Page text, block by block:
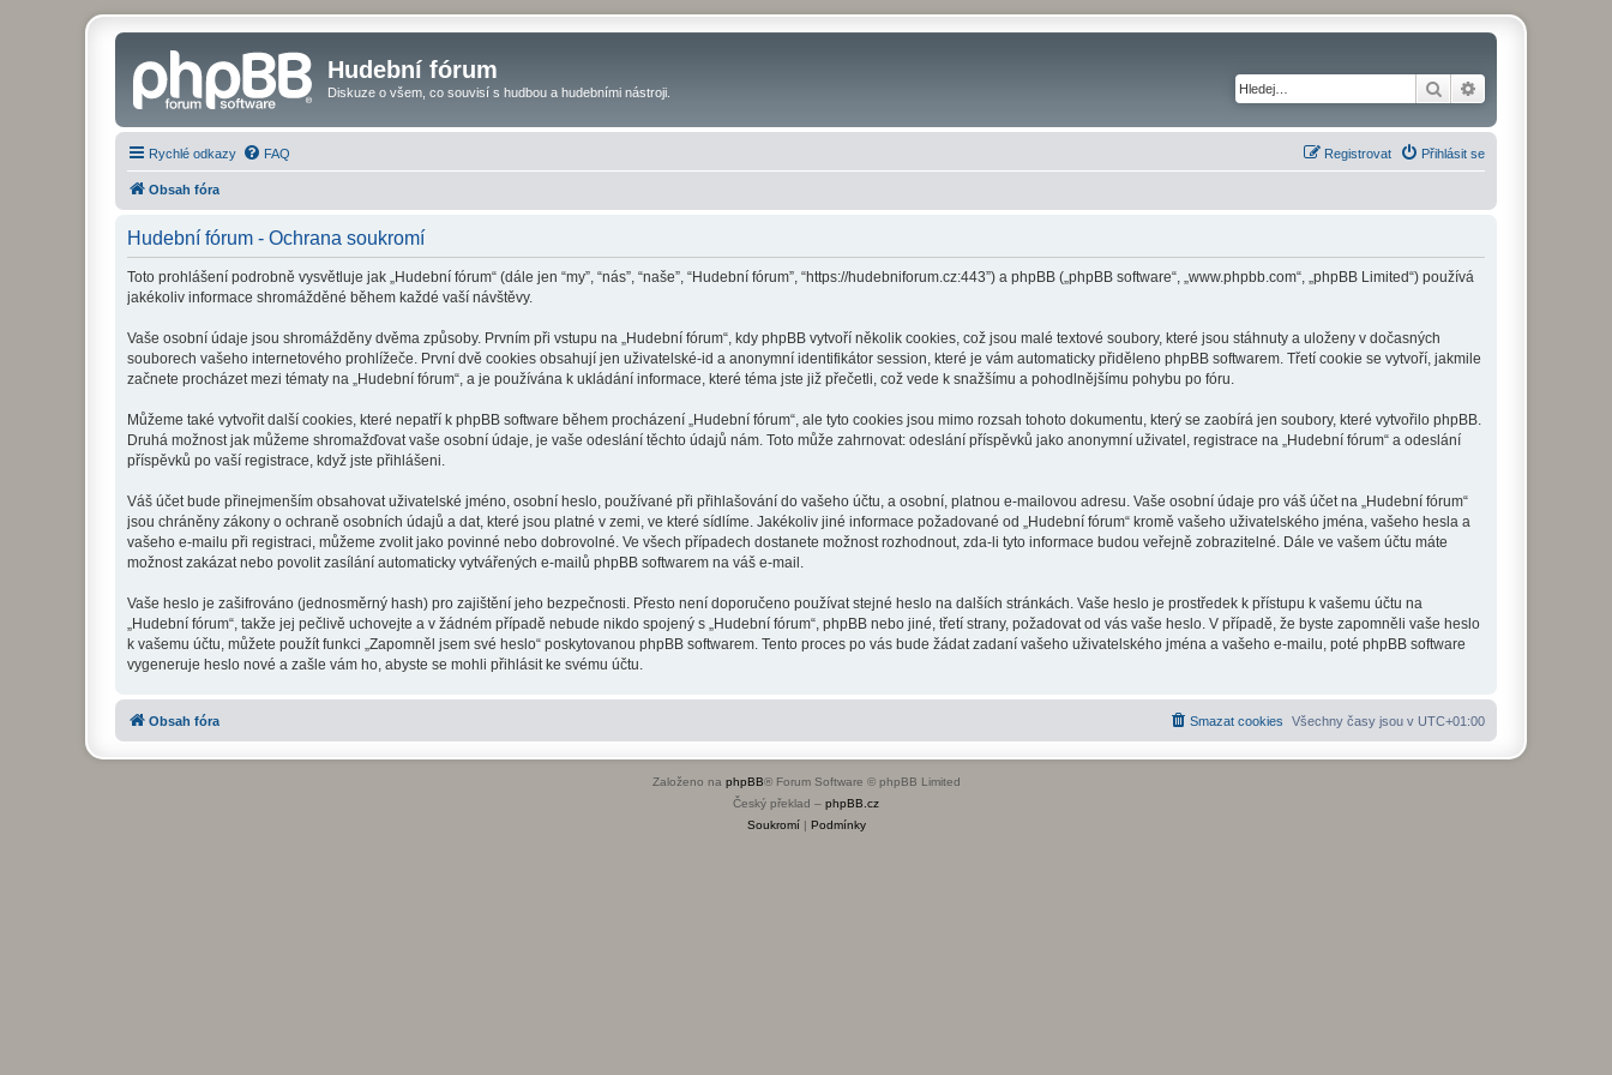
Hudební fórum
Diskuze o všem, co souvisí s hudbou a hudebními nástroji. Hledat
Rychlé odkazy FAQ Přihlásit se
Registrovat
Obsah fóra
Hudební fórum - Ochrana soukromí
Toto prohlášení podrobně vysvětluje jak „Hudební fórum“ (dále jen “my”, “nás”, “naše”, “Hudební fórum”, “https://hudebniforum.cz:443”) a phpBB („phpBB software“, „www.phpbb.com“, „phpBB Limited“) používá
jakékoliv informace shromážděné během každé vaší návštěvy.
Vaše osobní údaje jsou shromážděny dvěma způsoby. Prvním při vstupu na „Hudební fórum“, kdy phpBB vytvoří několik cookies, což jsou malé textové soubory, které jsou stáhnuty a uloženy v dočasných
souborech vašeho internetového prohlížeče. První dvě cookies obsahují jen uživatelské-id a anonymní identifikátor session, které je vám automaticky přiděleno phpBB softwarem. Třetí cookie se vytvoří, jakmile
začnete procházet mezi tématy na „Hudební fórum“, a je používána k ukládání informace, které téma jste již přečetli, což vede k snažšímu a pohodlnějšímu pohybu po fóru.
Můžeme také vytvořit další cookies, které nepatří k phpBB software během procházení „Hudební fórum“, ale tyto cookies jsou mimo rozsah tohoto dokumentu, který se zaobírá jen soubory, které vytvořilo phpBB.
Druhá možnost jak můžeme shromažďovat vaše osobní údaje, je vaše odeslání těchto údajů nám. Toto může zahrnovat: odeslání příspěvků jako anonymní uživatel, registrace na „Hudební fórum“ a odeslání
příspěvků po vaší registrace, když jste přihlášeni.
Váš účet bude přinejmenším obsahovat uživatelské jméno, osobní heslo, používané při přihlašování do vašeho účtu, a osobní, platnou e-mailovou adresu. Vaše osobní údaje pro váš účet na „Hudební fórum“
jsou chráněny zákony o ochraně osobních údajů a dat, které jsou platné v zemi, ve které sídlíme. Jakékoliv jiné informace požadované od „Hudební fórum“ kromě vašeho uživatelského jména, vašeho hesla a
vašeho e-mailu při registraci, můžeme zvolit jako povinné nebo dobrovolné. Ve všech případech dostanete možnost rozhodnout, zda-li tyto informace budou veřejně zobrazitelné. Dále ve vašem účtu máte
možnost zakázat nebo povolit zasílání automaticky vytvářených e-mailů phpBB softwarem na váš e-mail.
Vaše heslo je zašifrováno (jednosměrný hash) pro zajištění jeho bezpečnosti. Přesto není doporučeno používat stejné heslo na dalších stránkách. Vaše heslo je prostředek k přístupu k vašemu účtu na
„Hudební fórum“, takže jej pečlivě uchovejte a v žádném případě nebude nikdo spojený s „Hudební fórum“, phpBB nebo jiné, třetí strany, požadovat od vás vaše heslo. V případě, že byste zapomněli vaše heslo
k vašemu účtu, můžete použít funkci „Zapomněl jsem své heslo“ poskytovanou phpBB softwarem. Tento proces po vás bude žádat zadaní vašeho uživatelského jména a vašeho e-mailu, poté phpBB software
vygeneruje heslo nové a zašle vám ho, abyste se mohli přihlásit ke svému účtu.
Obsah fóra Všechny časy jsou v UTC+01:00
Smazat cookies
Založeno na phpBB® Forum Software © phpBB Limited
Český překlad – phpBB.cz
Soukromí| Podmínky